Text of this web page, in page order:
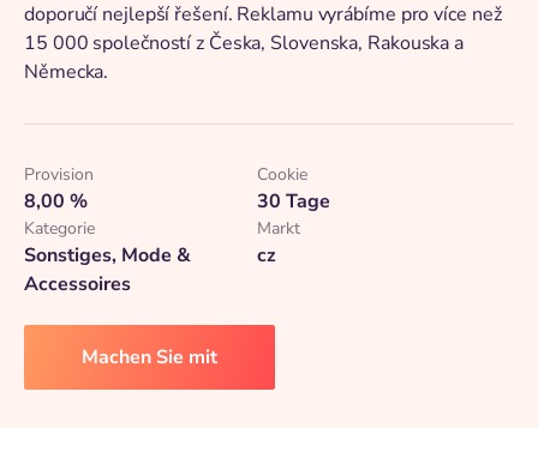
doporučí nejlepší řešení. Reklamu vyrábíme pro více než
15 000 společností z Česka, Slovenska, Rakouska a
Německa.
Provision
8,00 %
Cookie
30 Tage
Kategorie
Sonstiges, Mode &
Accessoires
Markt
cz
Machen Sie mit